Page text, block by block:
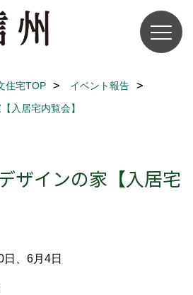
住宅TOP
イベント報告
入居宅内覧会】
ザインの家【入居宅
、6月4日